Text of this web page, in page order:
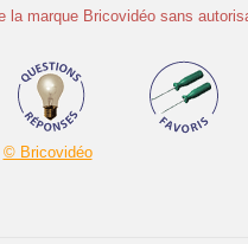
marque Bricovidéo sans
© Bricovidéo